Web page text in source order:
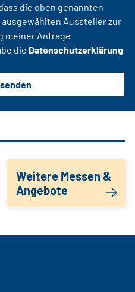
die oben genannten
Aussteller zur
meiner Anfrage
die Datenschutzerklärung
Weitere Messen &
Angebote